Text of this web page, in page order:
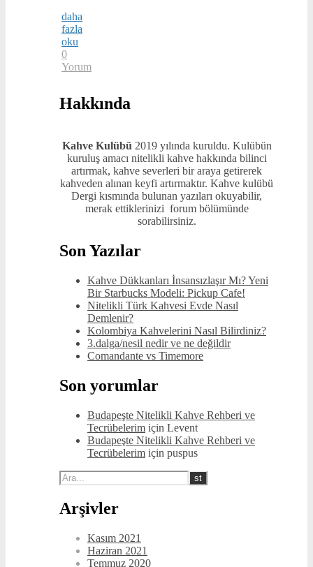
daha
fazla
oku
0
Yorum
Hakkında
Kahve Kulübü 2019 yılında kuruldu. Kulübün
kuruluş amacı nitelikli kahve hakkında bilinci
artırmak, kahve severleri bir araya getirerek
kahveden alınan keyfi artırmaktır. Kahve kulübü
Dergi kısmında bulunan yazıları okuyabilir,
merak ettiklerinizi forum bölümünde
sorabilirsiniz.
Son Yazılar
Kahve Dükkanları İnsansızlaşır Mı? Yeni
Bir Starbucks Modeli: Pickup Cafe!
Nitelikli Türk Kahvesi Evde Nasıl
Demlenir?
Kolombiya Kahvelerini Nasıl Bilirdiniz?
3.dalga/nesil nedir ve ne değildir
Comandante vs Timemore
Son yorumlar
Budapeşte Nitelikli Kahve Rehberi ve
Tecrübelerim için Levent
Budapeşte Nitelikli Kahve Rehberi ve
Tecrübelerim için puspus
Arşivler
Kasım 2021
Haziran 2021
Temmuz 2020